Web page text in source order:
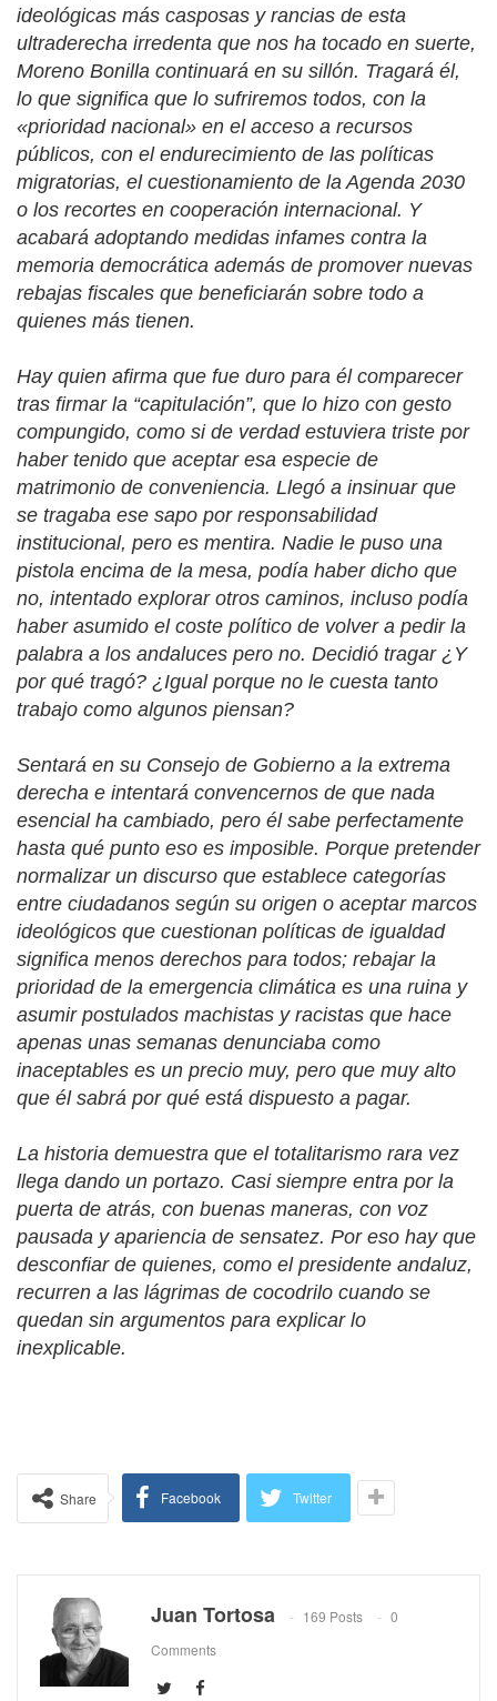
ideológicas más casposas y rancias de esta
ultraderecha irredenta que nos ha tocado en suerte,
Moreno Bonilla continuará en su sillón. Tragará él,
lo que significa que lo sufriremos todos, con la
«prioridad nacional» en el acceso a recursos
públicos, con el endurecimiento de las políticas
migratorias, el cuestionamiento de la Agenda 2030
o los recortes en cooperación internacional. Y
acabará adoptando medidas infames contra la
memoria democrática además de promover nuevas
rebajas fiscales que beneficiarán sobre todo a
quienes más tienen.
Hay quien afirma que fue duro para él comparecer
tras firmar la “capitulación”, que lo hizo con gesto
compungido, como si de verdad estuviera triste por
haber tenido que aceptar esa especie de
matrimonio de conveniencia. Llegó a insinuar que
se tragaba ese sapo por responsabilidad
institucional, pero es mentira. Nadie le puso una
pistola encima de la mesa, podía haber dicho que
no, intentado explorar otros caminos, incluso podía
haber asumido el coste político de volver a pedir la
palabra a los andaluces pero no. Decidió tragar ¿Y
por qué tragó? ¿Igual porque no le cuesta tanto
trabajo como algunos piensan?
Sentará en su Consejo de Gobierno a la extrema
derecha e intentará convencernos de que nada
esencial ha cambiado, pero él sabe perfectamente
hasta qué punto eso es imposible. Porque pretender
normalizar un discurso que establece categorías
entre ciudadanos según su origen o aceptar marcos
ideológicos que cuestionan políticas de igualdad
significa menos derechos para todos; rebajar la
prioridad de la emergencia climática es una ruina y
asumir postulados machistas y racistas que hace
apenas unas semanas denunciaba como
inaceptables es un precio muy, pero que muy alto
que él sabrá por qué está dispuesto a pagar.
La historia demuestra que el totalitarismo rara vez
llega dando un portazo. Casi siempre entra por la
puerta de atrás, con buenas maneras, con voz
pausada y apariencia de sensatez. Por eso hay que
desconfiar de quienes, como el presidente andaluz,
recurren a las lágrimas de cocodrilo cuando se
quedan sin argumentos para explicar lo
inexplicable.
Share Facebook Twitter
Juan Tortosa 169 Posts
0
Comments